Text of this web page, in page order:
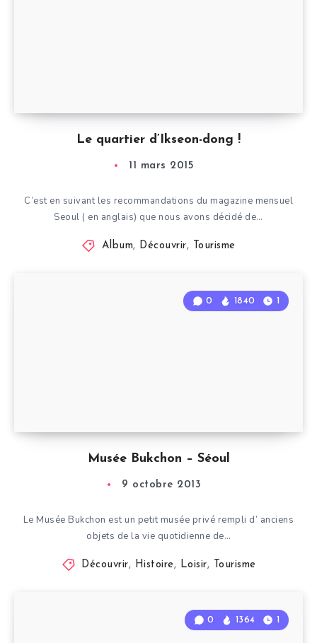
Le quartier d’Ikseon-dong !
11 mars 2015
C’est en suivant les recommandations du magazine mensuel
Seoul ( en anglais) que nous avons décidé de…
Album, Découvrir, Tourisme
Musée Bukchon – Séoul
0 1840 1
9 octobre 2013
Le Musée Bukchon est un petit musée privé rempli d’ anciens
objets de la vie quotidienne de…
Découvrir, Histoire, Loisir, Tourisme
0 1364 1